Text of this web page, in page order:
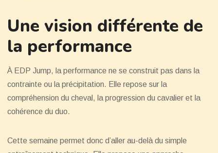
Une vision différente de
la performance
À EDP Jump, la performance ne se construit pas dans la
contrainte ou la précipitation. Elle repose sur la
compréhension du cheval, la progression du cavalier et la
cohérence du duo.
Cette semaine permet donc d’aller au-delà du simple